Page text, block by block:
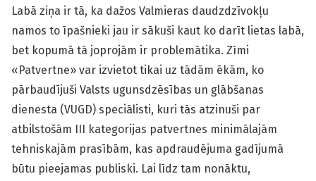
Labā ziņa ir tā, ka dažos Valmieras daudzdzīvokļu
namos to īpašnieki jau ir sākuši kaut ko darīt lietas labā,
bet kopumā tā joprojām ir problemātika. Zīmi
«Patvertne» var izvietot tikai uz tādām ēkām, ko
pārbaudījuši Valsts ugunsdzēsības un glābšanas
dienesta (VUGD) speciālisti, kuri tās atzinuši par
atbilstošām III kategorijas patvertnes minimālajām
tehniskajām prasībām, kas apdraudējuma gadījumā
būtu pieejamas publiski. Lai līdz tam nonāktu,